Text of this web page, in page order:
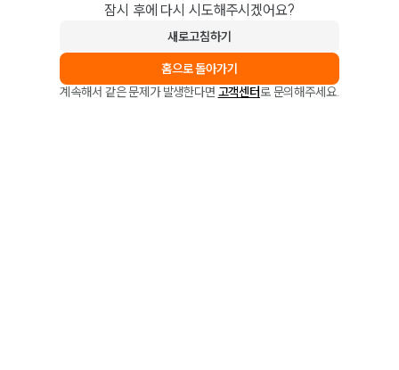
잠시 후에 다시 시도해주시겠어요?
새로고침하기
홈으로 돌아가기
계속해서 같은 문제가 발생한다면 고객센터로 문의해주세요.